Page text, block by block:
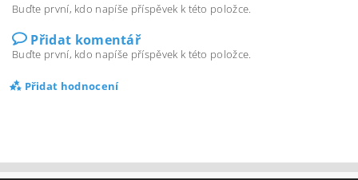
Buďte první, kdo napíše příspěvek k této položce.
Přidat komentář
Buďte první, kdo napíše příspěvek k této položce.
Přidat hodnocení